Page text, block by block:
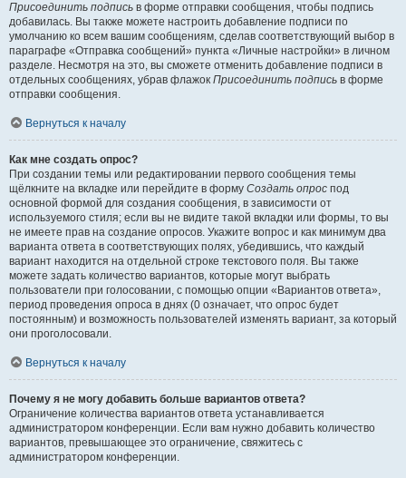
Присоединить подпись в форме отправки сообщения, чтобы подпись
добавилась. Вы также можете настроить добавление подписи по
умолчанию ко всем вашим сообщениям, сделав соответствующий выбор в
параграфе «Отправка сообщений» пункта «Личные настройки» в личном
разделе. Несмотря на это, вы сможете отменить добавление подписи в
отдельных сообщениях, убрав флажок Присоединить подпись в форме
отправки сообщения.
Вернуться к началу
Как мне создать опрос?
При создании темы или редактировании первого сообщения темы
щёлкните на вкладке или перейдите в форму Создать опрос под
основной формой для создания сообщения, в зависимости от
используемого стиля; если вы не видите такой вкладки или формы, то вы
не имеете прав на создание опросов. Укажите вопрос и как минимум два
варианта ответа в соответствующих полях, убедившись, что каждый
вариант находится на отдельной строке текстового поля. Вы также
можете задать количество вариантов, которые могут выбрать
пользователи при голосовании, с помощью опции «Вариантов ответа»,
период проведения опроса в днях (0 означает, что опрос будет
постоянным) и возможность пользователей изменять вариант, за который
они проголосовали.
Вернуться к началу
Почему я не могу добавить больше вариантов ответа?
Ограничение количества вариантов ответа устанавливается
администратором конференции. Если вам нужно добавить количество
вариантов, превышающее это ограничение, свяжитесь с
администратором конференции.